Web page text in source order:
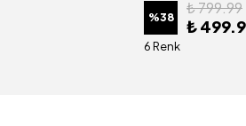
%38
₺ 799.99
₺
6 Renk